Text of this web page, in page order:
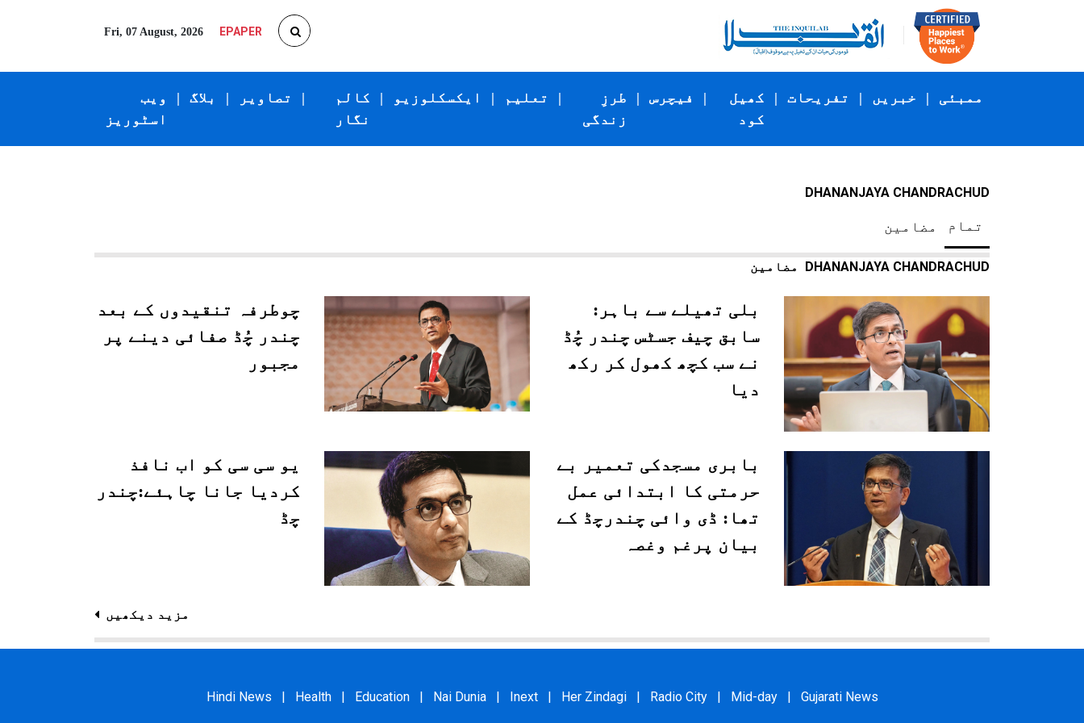
Fri, 07 August, 2026 EPAPER
ویب
اسٹوریز
| بلاگ | تصاویر |
کالم
نگار
| ایکسکلوزیو | تعلیم |
طرزِ
زندگی
| فیچرس |
کھیل
کود
| تفریحات | خبریں | ممبئی
DHANANJAYA CHANDRACHUD
مضامین تمام
DHANANJAYA CHANDRACHUD
بلی تھیلے سے باہر:
سابق چیف جسٹس چندر چُڈ
نے سب کچھ کھول کر رکھ
دیا
چوطرفہ تنقیدوں کے بعد
چندر چُڈ صفائی دینے پر
مجبور
بابری مسجدکی تعمیر بے
حرمتی کا ابتدائی عمل
تھا: ڈی وائی چندرچڈ کے
بیان پرغم وغصہ
یو سی سی کو اب نافذ
کردیا جانا چاہئے:چندر
چڈ
مزید دیکھیں
Hindi News Health Education Nai Dunia Inext Her Zindagi Radio City Mid-day Gujarati News